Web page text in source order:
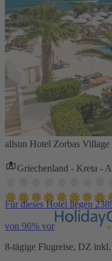
allsun Hotel Zorbas Village
Griechenland - Kreta -
Für dieses Hotel liegen
von 96% vor
8-tägige Flugreise, DZ